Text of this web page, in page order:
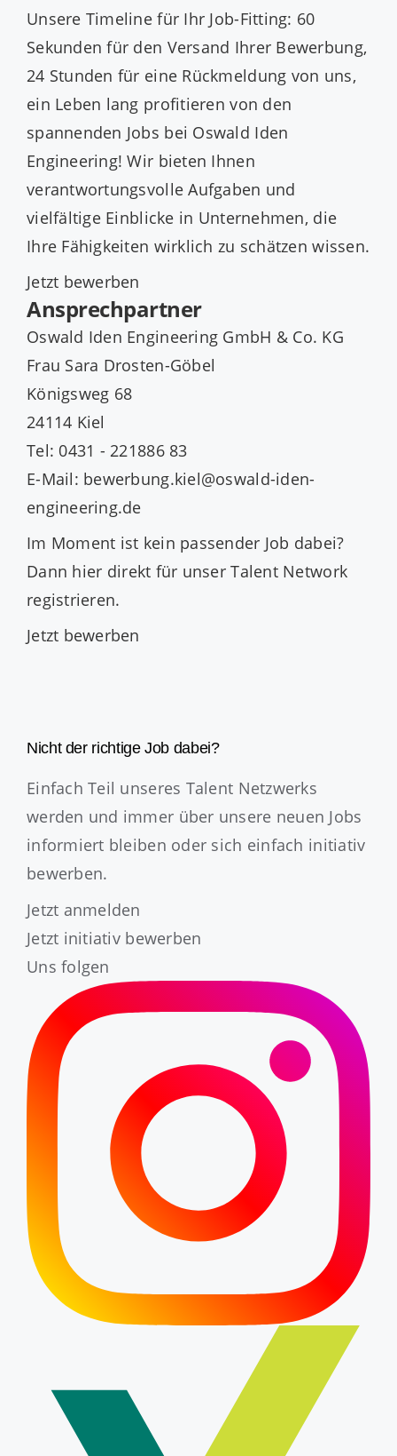
Unsere Timeline für Ihr Job-Fitting: 60
Sekunden für den Versand Ihrer Bewerbung,
24 Stunden für eine Rückmeldung von uns,
ein Leben lang profitieren von den
spannenden Jobs bei Oswald Iden
Engineering! Wir bieten Ihnen
verantwortungsvolle Aufgaben und
vielfältige Einblicke in Unternehmen, die
Ihre Fähigkeiten wirklich zu schätzen wissen.
Jetzt bewerben
Ansprechpartner
Oswald Iden Engineering GmbH & Co. KG
Frau Sara Drosten-Göbel
Königsweg 68
24114 Kiel
Tel: 0431 - 221886 83
E-Mail: bewerbung.kiel@oswald-iden-
engineering.de
Im Moment ist kein passender Job dabei?
Dann hier direkt für unser Talent Network
registrieren.
Jetzt bewerben
Nicht der richtige Job dabei?
Einfach Teil unseres Talent Netzwerks
werden und immer über unsere neuen Jobs
informiert bleiben oder sich einfach initiativ
bewerben.
Jetzt anmelden
Jetzt initiativ bewerben
Uns folgen